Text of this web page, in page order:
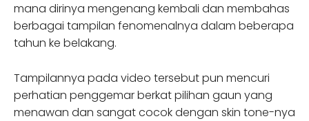
mana dirinya mengenang kembali dan membahas
berbagai tampilan fenomenalnya dalam beberapa
tahun ke belakang.
Tampilannya pada video tersebut pun mencuri
perhatian penggemar berkat pilihan gaun yang
menawan dan sangat cocok dengan skin tone-nya